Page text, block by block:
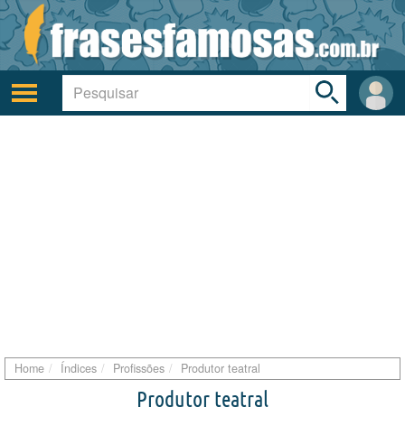
Ativar/desativar
a
navegação
Área
do
Toggle
search
bar
Home Índices Profissões Produtor teatral
Produtor teatral